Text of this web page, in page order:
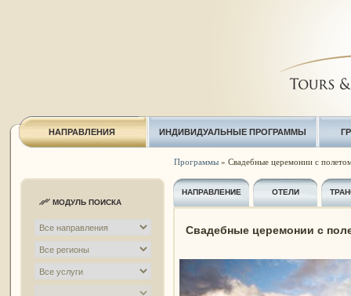
НАПРАВЛЕНИЯ ИНДИВИДУАЛЬНЫЕ ПРОГРАММЫ
МОДУЛЬ ПОИСКА
Программы» Свадебные церемонии с
НАПРАВЛЕНИЕ ОТЕЛИ
Свадебные церемонии с